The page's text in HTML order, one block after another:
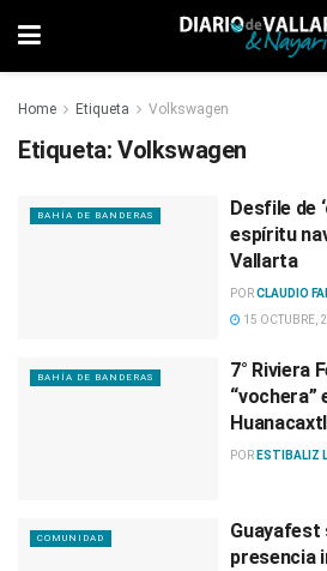
Home Etiqueta Volkswagen
Etiqueta: Volkswagen
BAHÍA DE BANDERAS
Desfile de
espíritu
Vallarta
PORCLAUDIO
15 OCTUBRE,
BAHÍA DE BANDERAS
7° Riviera
“vochera”
POR ESTIBALIZ
COMUNIDAD
Guayafest
presencia